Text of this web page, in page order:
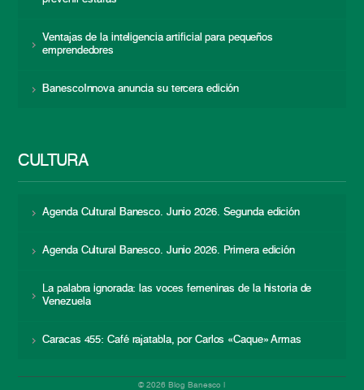
Ventajas de la inteligencia artificial para pequeños
emprendedores
BanescoInnova anuncia su tercera edición
CULTURA
Agenda Cultural Banesco. Junio 2026. Segunda edición
Agenda Cultural Banesco. Junio 2026. Primera edición
La palabra ignorada: las voces femeninas de la historia de
Venezuela
Caracas 455: Café rajatabla, por Carlos «Caque» Armas
© 2026 Blog Banesco |